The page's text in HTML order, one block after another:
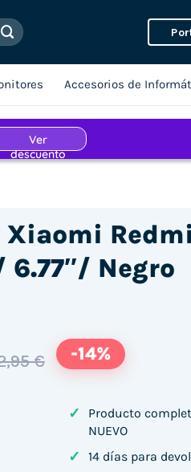
Accesorios de
6.77″/ Negro
€ -14%
Note 15 6GB/
✓
Producto
NUEVO
✓ 14 días para